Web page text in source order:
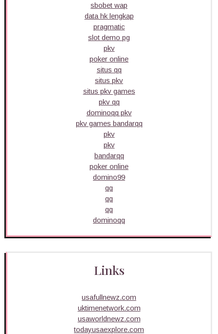
sbobet wap
data hk lengkap
pragmatic
slot demo pg
pkv
poker online
situs qq
situs pkv
situs pkv games
pkv qq
dominoqq pkv
pkv games bandarqq
pkv
pkv
bandarqq
poker online
domino99
qq
qq
qq
dominoqq
Links
usafullnewz.com
uktimenetwork.com
usaworldnewz.com
todayusaexplore.com